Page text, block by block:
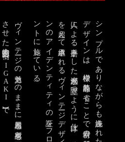
シ
ン
プ
ル
で
あ
り
な
が
ら
も
洗練さ
れ
た
デ
ザ
イ
ン
は
、
模様や
装飾品を
省く
こ
と
で
素材の
質感と
職
人に
よ
る
手磨き
し
た
光沢感が
際立つ
よ
う
に
仕上げ
、
時代
を
超え
て
継承さ
れ
る
ヴ
ィ
ン
テ
ージ
デ
ザ
イ
ン
の
ア
イ
デ
ン
テ
ィ
テ
ィ
の
証を
フ
ロ
ン
ト
に
施し
て
い
る
。
ヴ
ィ
ン
テ
ージ
の
魅力そ
の
ま
ま
に
着用感と
所有感を
両立
さ
せ
た
本物志向の
【MIGAKI】
で